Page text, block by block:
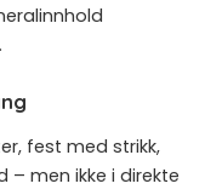
fest med strikk,
men ikke i direkte